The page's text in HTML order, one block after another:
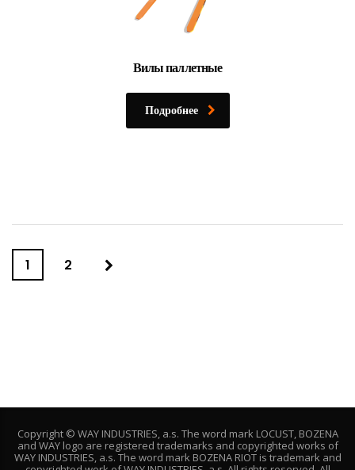
Вилы паллетные
Подробнее
1 2
Copyright © WAY INDUSTRIES, a.s. The word mark LOCUST, BOZENA
and WAY logo are registered trademarks and copyrighted works of
WAY INDUSTRIES, a.s. The word mark BOZENA RIOT is trademark and